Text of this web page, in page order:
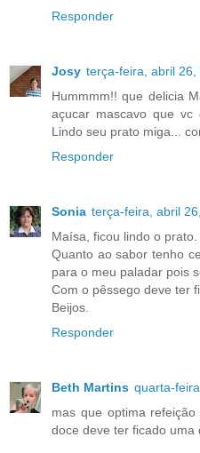
Responder
Josy terça-feira, abril 26,
Hummmm!! que delicia
açucar mascavo que vc
Lindo seu prato miga...
Responder
Sonia terça-feira, abril
Maísa, ficou lindo o prato.
Quanto ao sabor tenho
para o meu paladar pois
Com o pêssego deve ter
Beijos.
Responder
Beth Martins quarta-
mas que optima
doce deve ter ficado uma